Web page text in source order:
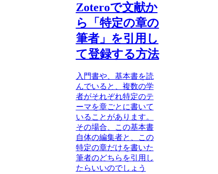
Zoteroで文献か
ら「特定の章の
筆者」を引用し
て登録する方法
入門書や、基本書を読
んでいると、複数の学
者がそれぞれ特定のテ
ーマを章ごとに書いて
いることがあります。
その場合、この基本書
自体の編集者と、この
特定の章だけを書いた
筆者のどちらを引用し
たらいいのでしょう